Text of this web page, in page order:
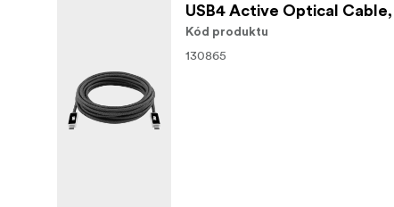
USB4 Active Optical
Kód produktu
130865